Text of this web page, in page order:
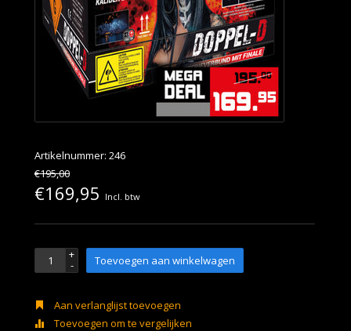
Artikelnummer: 246
€195,00
€169,95 Incl. btw
+
- Toevoegen aan winkelwagen
Aan verlanglijst toevoegen
Toevoegen om te vergelijken